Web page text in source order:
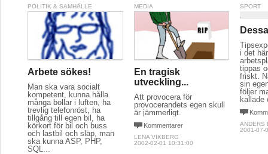
POLITIK & SAMHÄLLE
Arbete sökes!
Man ska vara socialt
kompetent, kunna hålla
många bollar i luften, ha
trevlig telefonröst, ha
tillgång till egen bil, ha
körkort för bil och buss
och lastbil och släp, man
ska kunna ASP, PHP,
SQL...
MEDIA
En tragisk
utveckling...
Att provocera för
provocerandets egen skull
är jämmerligt.
Kommentarer
LENA VIKBERG
2002-02-01 10:31:00
SPORT
i det
tippas
friskt.
sin
följer
kallade
ANDERS
2001-07-